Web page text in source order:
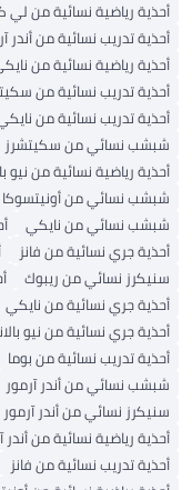
رياضية نسائية من لي كوبر
تدريب نسائية من أندر آرمور
رياضية نسائية من نايكي
تدريب نسائية من سكيتشرز
تدريب نسائية من نايكي
نسائي من سكيتشرز
رياضية نسائية من نيو بالانس
نسائي من أونيتسوكا تايجر
نسائي من نايكي
أحذية
جري نسائية من فانز
نسائي من ريبوك
جري نسائية من نايكي
جري نسائية من نيو بالانس
تدريب نسائية من بوما
نسائي من أندر آرمور
نسائي من أندر آرمور
رياضية نسائية من أندر آرمور
تدريب نسائية من فانز